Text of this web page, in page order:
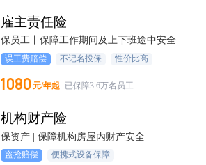
雇主责任险
保员工丨保障工作期间及上下班途中安全
误工费赔偿 不记名投保 性价比高
元/年起 已保障3.6万名员工
机构财产险
保资产 | 保障机构房屋内财产安全
盗抢赔偿 便携式设备保障